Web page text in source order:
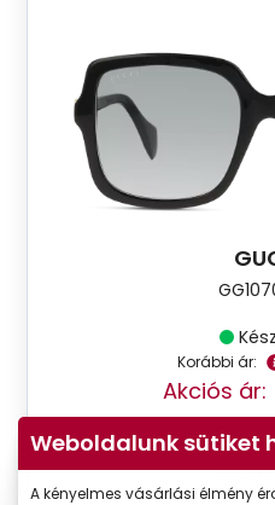
Korábbi ár:
Akciós ár:
Weboldalunk sütiket
A kényelmes vásárlási élmény